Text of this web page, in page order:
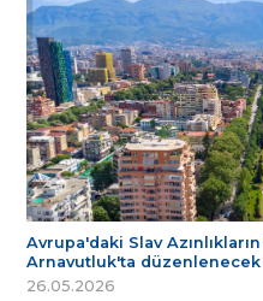
Avrupa'daki Slav
Arnavutluk'ta düzenlenecek
26.05.2026